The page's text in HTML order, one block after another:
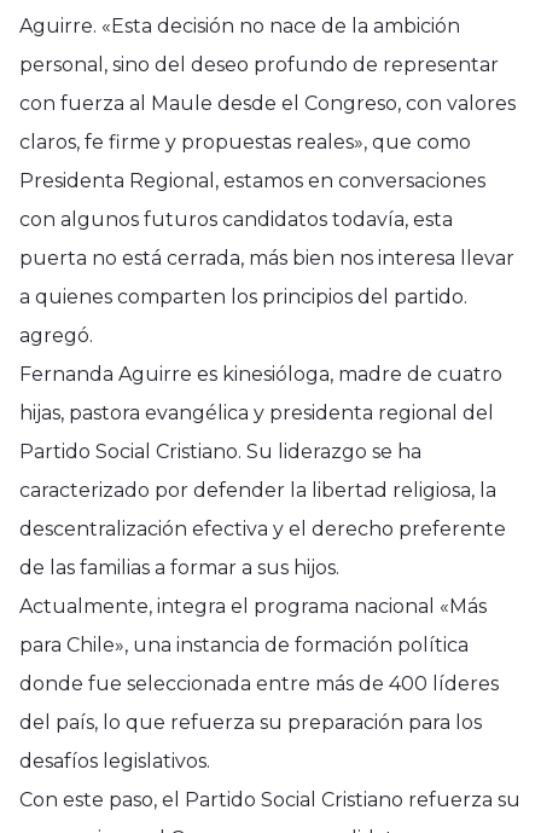
Aguirre. «Esta decisión no nace de la ambición
personal, sino del deseo profundo de representar
con fuerza al Maule desde el Congreso, con valores
claros, fe firme y propuestas reales», que como
Presidenta Regional, estamos en conversaciones
con algunos futuros candidatos todavía, esta
puerta no está cerrada, más bien nos interesa llevar
a quienes comparten los principios del partido.
agregó.
Fernanda Aguirre es kinesióloga, madre de cuatro
hijas, pastora evangélica y presidenta regional del
Partido Social Cristiano. Su liderazgo se ha
caracterizado por defender la libertad religiosa, la
descentralización efectiva y el derecho preferente
de las familias a formar a sus hijos.
Actualmente, integra el programa nacional «Más
para Chile», una instancia de formación política
donde fue seleccionada entre más de 400 líderes
del país, lo que refuerza su preparación para los
desafíos legislativos.
Con este paso, el Partido Social Cristiano refuerza su